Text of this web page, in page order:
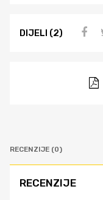
DIJELI (2)
RECENZIJE (0)
RECENZIJE